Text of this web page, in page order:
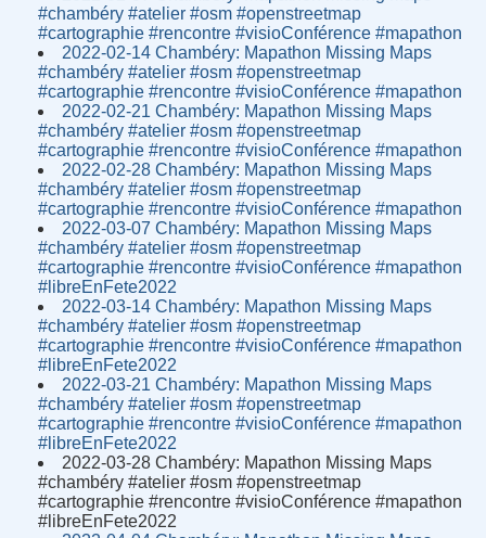
#chambéry #atelier #osm #openstreetmap
#cartographie #rencontre #visioConférence #mapathon
2022-02-14 Chambéry: Mapathon Missing Maps
#chambéry #atelier #osm #openstreetmap
#cartographie #rencontre #visioConférence #mapathon
2022-02-21 Chambéry: Mapathon Missing Maps
#chambéry #atelier #osm #openstreetmap
#cartographie #rencontre #visioConférence #mapathon
2022-02-28 Chambéry: Mapathon Missing Maps
#chambéry #atelier #osm #openstreetmap
#cartographie #rencontre #visioConférence #mapathon
2022-03-07 Chambéry: Mapathon Missing Maps
#chambéry #atelier #osm #openstreetmap
#cartographie #rencontre #visioConférence #mapathon
#libreEnFete2022
2022-03-14 Chambéry: Mapathon Missing Maps
#chambéry #atelier #osm #openstreetmap
#cartographie #rencontre #visioConférence #mapathon
#libreEnFete2022
2022-03-21 Chambéry: Mapathon Missing Maps
#chambéry #atelier #osm #openstreetmap
#cartographie #rencontre #visioConférence #mapathon
#libreEnFete2022
2022-03-28 Chambéry: Mapathon Missing Maps
#chambéry #atelier #osm #openstreetmap
#cartographie #rencontre #visioConférence #mapathon
#libreEnFete2022